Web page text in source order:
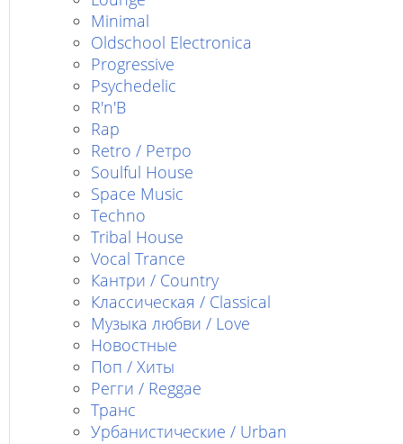
Minimal
Oldschool Electronica
Progressive
Psychedelic
R'n'B
Rap
Retro / Ретро
Soulful House
Space Music
Techno
Tribal House
Vocal Trance
Кантри / Country
Классическая / Classical
Музыка любви / Love
Новостные
Поп / Хиты
Регги / Reggae
Транс
Урбанистические / Urban